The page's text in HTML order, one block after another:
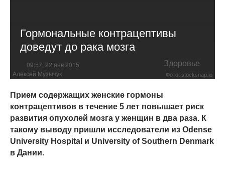
Гормональные контрацептивы
доведут до рака мозга
09:57, 22 янв 2015 Здоровье
Алексей Музычук Фото: stocksnap.io
Прием содержащих женские гормоны
контрацептивов в течение 5 лет повышает риск
развития опухолей мозга у женщин в два раза. К
такому выводу пришли исследователи из Odense
University Hospital и University of Southern Denmark
в Дании.